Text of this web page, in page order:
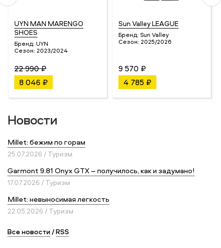
UYN MAN MARENGO
SHOES
Бренд: UYN
Сезон: 2023/2024
22 990 ₽
8 046 ₽
Sun Valley LEAGUE
Бренд: Sun Valley
Сезон: 2025/2026
9 570 ₽
4 785 ₽
Новости
Millet: бежим по горам
25.07.2026 / Туризм
Garmont 9.81 Onyx GTX – получилось, как и задумано!
17.07.2026 / Туризм
Millet: невыносимая легкость
22.05.2026 / Туризм
Все новости/RSS